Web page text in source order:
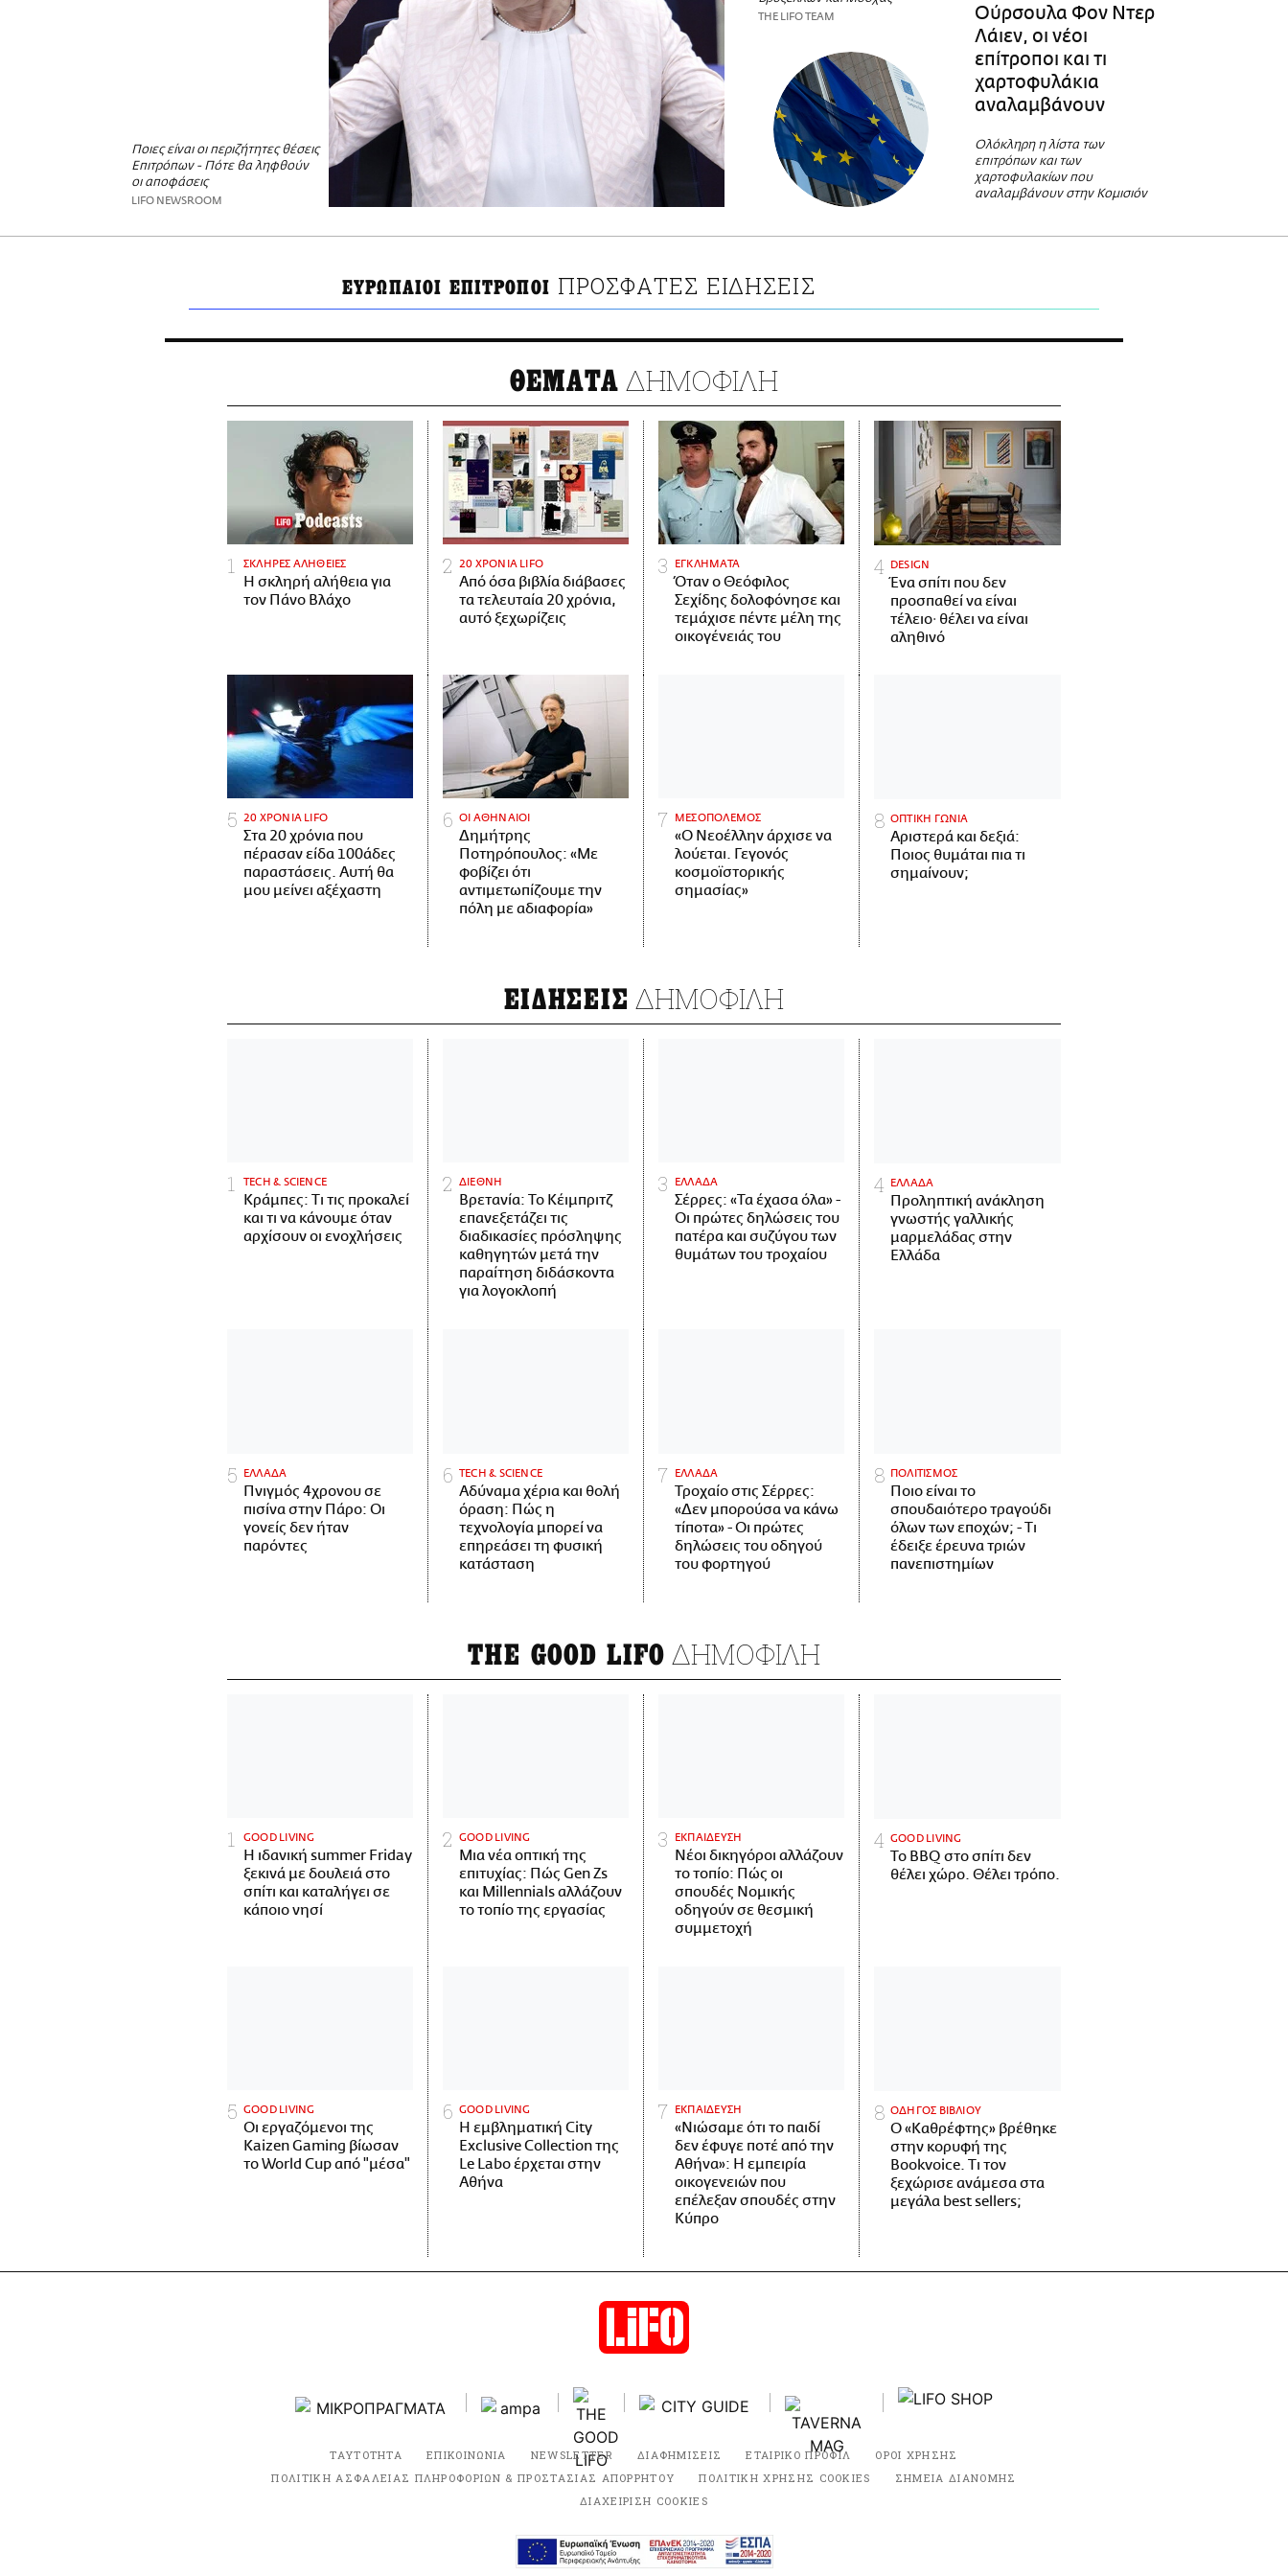
Ποιες είναι οι περιζήτητες θέσεις
Επιτρόπων - Πότε θα ληφθούν
οι αποφάσεις
LIFO NEWSROOM
THE LIFO TEAM
Ούρσουλα Φον Ντερ
Λάιεν, οι νέοι
επίτροποι και τι
χαρτοφυλάκια
αναλαμβάνουν
Ολόκληρη η λίστα των
επιτρόπων και των
χαρτοφυλακίων που
αναλαμβάνουν στην Κομισιόν
ΕΥΡΩΠΑΙΟΙ ΕΠΙΤΡΟΠΟΙ ΠΡΟΣΦΑΤΕΣ ΕΙΔΗΣΕΙΣ
ΘΕΜΑΤΑ ΔΗΜΟΦΙΛΗ
ΣΚΛΗΡΕΣ ΑΛΗΘΕΙΕΣ
H σκληρή αλήθεια για
τον Πάνο Βλάχο
20 ΧΡΟΝΙΑ LIFO
Από όσα βιβλία διάβασες
τα τελευταία 20 χρόνια,
αυτό ξεχωρίζεις
ΕΓΚΛΗΜΑΤΑ
Όταν ο Θεόφιλος
Σεχίδης δολοφόνησε και
τεμάχισε πέντε μέλη της
οικογένειάς του
DESIGN
Ένα σπίτι που δεν
προσπαθεί να είναι
τέλειο· θέλει να είναι
αληθινό
20 ΧΡΟΝΙΑ LIFO
Στα 20 χρόνια που
πέρασαν είδα 100άδες
παραστάσεις. Αυτή θα
μου μείνει αξέχαστη
ΟΙ ΑΘΗΝΑΙΟΙ
Δημήτρης
Ποτηρόπουλος: «Με
φοβίζει ότι
αντιμετωπίζουμε την
πόλη με αδιαφορία»
ΜΕΣΟΠΟΛΕΜΟΣ
«Ο Νεοέλλην άρχισε να
λούεται. Γεγονός
κοσμοϊστορικής
σημασίας»
ΟΠΤΙΚΗ ΓΩΝΙΑ
Αριστερά και δεξιά:
Ποιος θυμάται πια τι
σημαίνουν;
ΕΙΔΗΣΕΙΣ ΔΗΜΟΦΙΛΗ
ΤECH & SCIENCE
Κράμπες: Τι τις προκαλεί
και τι να κάνουμε όταν
αρχίσουν οι ενοχλήσεις
ΔΙΕΘΝΗ
Βρετανία: Το Κέιμπριτζ
επανεξετάζει τις
διαδικασίες πρόσληψης
καθηγητών μετά την
παραίτηση διδάσκοντα
για λογοκλοπή
ΕΛΛΑΔΑ
Σέρρες: «Τα έχασα όλα» -
Οι πρώτες δηλώσεις του
πατέρα και συζύγου των
θυμάτων του τροχαίου
ΕΛΛΑΔΑ
Προληπτική ανάκληση
γνωστής γαλλικής
μαρμελάδας στην
Ελλάδα
ΕΛΛΑΔΑ
Πνιγμός 4χρονου σε
πισίνα στην Πάρο: Οι
γονείς δεν ήταν
παρόντες
ΤECH & SCIENCE
Αδύναμα χέρια και θολή
όραση: Πώς η
τεχνολογία μπορεί να
επηρεάσει τη φυσική
κατάσταση
ΕΛΛΑΔΑ
Τροχαίο στις Σέρρες:
«Δεν μπορούσα να κάνω
τίποτα» - Οι πρώτες
δηλώσεις του οδηγού
του φορτηγού
ΠΟΛΙΤΙΣΜΟΣ
Ποιο είναι το
σπουδαιότερο τραγούδι
όλων των εποχών; - Τι
έδειξε έρευνα τριών
πανεπιστημίων
THE GOOD LIFO ΔΗΜΟΦΙΛΗ
GOOD LIVING
Η ιδανική summer Friday
ξεκινά με δουλειά στο
σπίτι και καταλήγει σε
κάποιο νησί
GOOD LIVING
Μια νέα οπτική της
επιτυχίας: Πώς Gen Zs
και Millennials αλλάζουν
το τοπίο της εργασίας
ΕΚΠΑΙΔΕΥΣΗ
Νέοι δικηγόροι αλλάζουν
το τοπίο: Πώς οι
σπουδές Νομικής
οδηγούν σε θεσμική
συμμετοχή
GOOD LIVING
Το BBQ στο σπίτι δεν
θέλει χώρο. Θέλει τρόπο.
GOOD LIVING
Οι εργαζόμενοι της
Kaizen Gaming βίωσαν
το World Cup από "μέσα"
GOOD LIVING
Η εμβληματική City
Exclusive Collection της
Le Labo έρχεται στην
Αθήνα
ΕΚΠΑΙΔΕΥΣΗ
«Νιώσαμε ότι το παιδί
δεν έφυγε ποτέ από την
Αθήνα»: Η εμπειρία
οικογενειών που
επέλεξαν σπουδές στην
Κύπρο
ΟΔΗΓΟΣ ΒΙΒΛΙΟΥ
Ο «Καθρέφτης» βρέθηκε
στην κορυφή της
Bookvoice. Τι τον
ξεχώρισε ανάμεσα στα
μεγάλα best sellers;
ΤΑΥΤΟΤΗΤΑ ΕΠΙΚΟΙΝΩΝΙΑ NEWSLETTER ΔΙΑΦΗΜΙΣΕΙΣ ΕΤΑΙΡΙΚΟ ΠΡΟΦΙΛ
ΟΡΟΙ ΧΡΗΣΗΣ
ΠΟΛΙΤΙΚΗ ΑΣΦΑΛΕΙΑΣ ΠΛΗΡΟΦΟΡΙΩΝ & ΠΡΟΣΤΑΣΙΑΣ ΑΠΟΡΡΗΤΟΥ
ΠΟΛΙΤΙΚΗ ΧΡΗΣΗΣ COOKIES
ΣΗΜΕΙΑ ΔΙΑΝΟΜΗΣ
ΔΙΑΧΕΙΡΙΣΗ COOKIES